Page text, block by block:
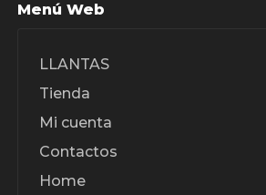
Menú Web
LLANTAS
Tienda
Mi cuenta
Contactos
Home